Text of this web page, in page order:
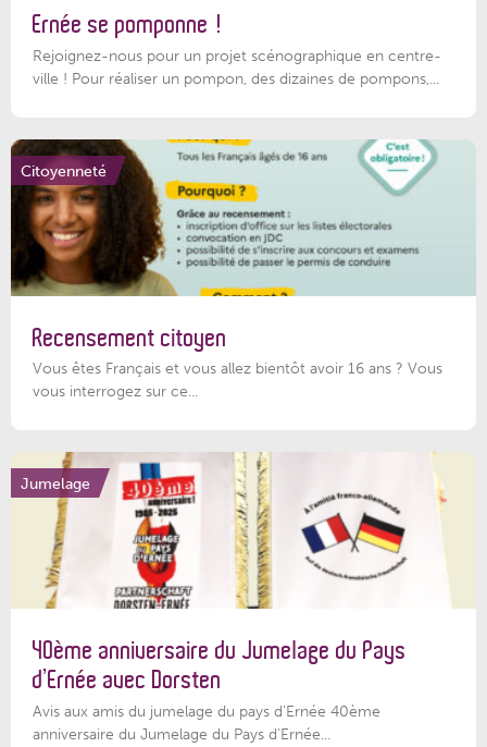
Ernée se pomponne !
Rejoignez-nous pour un projet scénographique en centre-
ville ! Pour réaliser un pompon, des dizaines de pompons,...
Citoyenneté
Recensement citoyen
Vous êtes Français et vous allez bientôt avoir 16 ans ? Vous
vous interrogez sur ce...
Jumelage
40ème anniversaire du Jumelage du Pays
d’Ernée avec Dorsten
Avis aux amis du jumelage du pays d'Ernée 40ème
anniversaire du Jumelage du Pays d'Ernée...